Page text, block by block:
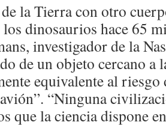
la Tierra con otro
dinosaurios hace 65
investigador de la
de un objeto cercano a
equivalente al
“Ninguna
que la ciencia dispone